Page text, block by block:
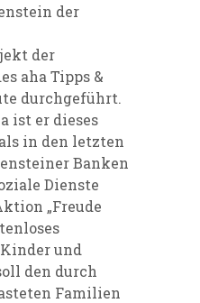
der
der
aha Tipps &
durchgeführt.
ist er dieses
in den letzten
Banken
Dienste
„Freude
und
den durch
Familien